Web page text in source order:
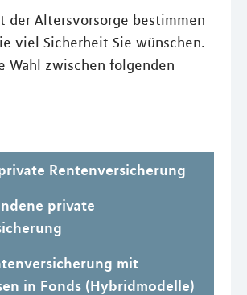
der Altersvorsorge bestimmen
viel Sicherheit Sie wünschen.
Wahl zwischen folgenden
Rentenversicherung
private
mit
in Fonds (Hybridmodelle)